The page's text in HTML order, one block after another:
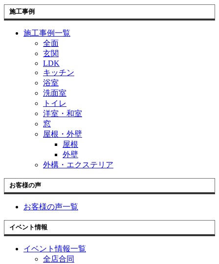
施工事例
施工事例一覧
全面
玄関
LDK
キッチン
浴室
洗面室
トイレ
洋室・和室
窓
屋根・外壁
屋根
外壁
外構・エクステリア
お客様の声
お客様の声一覧
イベント情報
イベント情報一覧
全店合同